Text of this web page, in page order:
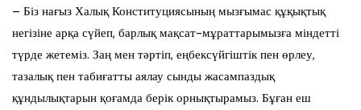
– Біз нағыз Халық Конституциясының мызғымас құқықтық
негізіне арқа сүйеп, барлық мақсат-мұраттарымызға міндетті
түрде жетеміз. Заң мен тәртіп, еңбексүйгіштік пен өрлеу,
тазалық пен табиғатты аялау сынды жасампаздық
құндылықтарын қоғамда берік орнықтырамыз. Бұған еш